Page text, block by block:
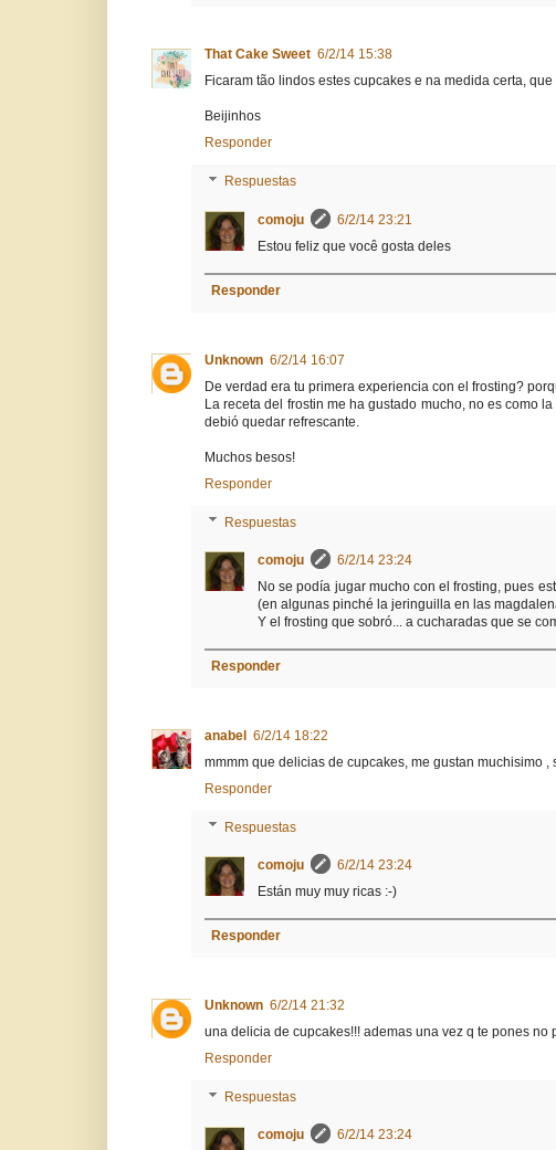
That Cake Sweet 6/2/14 15:38
Ficaram tão lindos estes cupcakes e na medida certa,
Beijinhos
Responder
Respuestas
comoju
6/2/14 23:21
Estou feliz que você gosta deles
Responder
Unknown 6/2/14 16:07
De verdad era tu primera experiencia con el frosting?
La receta del frostin me ha gustado mucho, no es como
debió quedar refrescante.
Muchos besos!
Responder
Respuestas
comoju
6/2/14 23:24
No se podía jugar mucho con el frosting, pues
(en algunas pinché la jeringuilla en las
Y el frosting que sobró... a cucharadas que se
Responder
anabel 6/2/14 18:22
mmmm que delicias de cupcakes, me gustan muchisimo ,
Responder
Respuestas
comoju
6/2/14 23:24
Están muy muy ricas :-)
Responder
Unknown 6/2/14 21:32
una delicia de cupcakes!!! ademas una vez q te pones no
Responder
Respuestas
comoju 6/2/14 23:24